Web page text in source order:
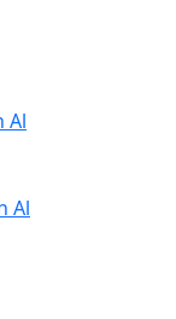
Al
Al